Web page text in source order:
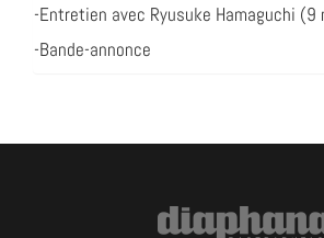
-Entretien avec Ryusuke Hamaguchi (9
-Bande-annonce